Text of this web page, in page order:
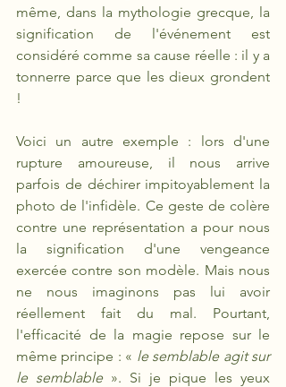
même, dans la mythologie grecque, la
signification de l'événement est
considéré comme sa cause réelle : il y a
tonnerre parce que les dieux grondent
!
Voici un autre exemple : lors d'une
rupture amoureuse, il nous arrive
parfois de déchirer impitoyablement la
photo de l'infidèle. Ce geste de colère
contre une représentation a pour nous
la signification d'une vengeance
exercée contre son modèle. Mais nous
ne nous imaginons pas lui avoir
réellement fait du mal. Pourtant,
l'efficacité de la magie repose sur le
même principe : « le semblable agit sur
le semblable ». Si je pique les yeux